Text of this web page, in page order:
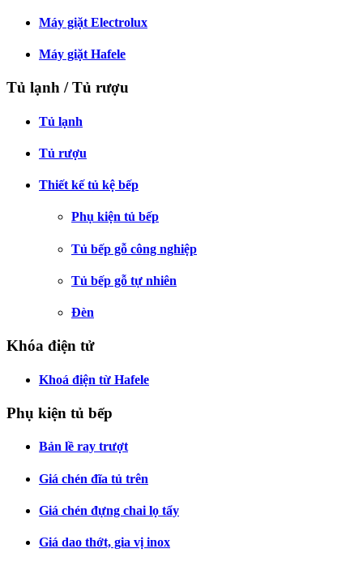
Máy giặt Electrolux
Máy giặt Hafele
Tủ lạnh / Tủ rượu
Tủ lạnh
Tủ rượu
Thiết kế tủ kệ bếp
Phụ kiện tủ bếp
Tủ bếp gỗ công nghiệp
Tủ bếp gỗ tự nhiên
Đèn
Khóa điện tử
Khoá điện từ Hafele
Phụ kiện tủ bếp
Bản lề ray trượt
Giá chén đĩa tủ trên
Giá chén đựng chai lọ tẩy
Giá dao thớt, gia vị inox